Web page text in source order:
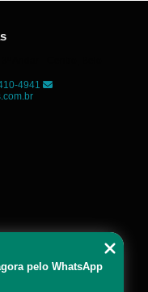
4941
pelo WhatsApp